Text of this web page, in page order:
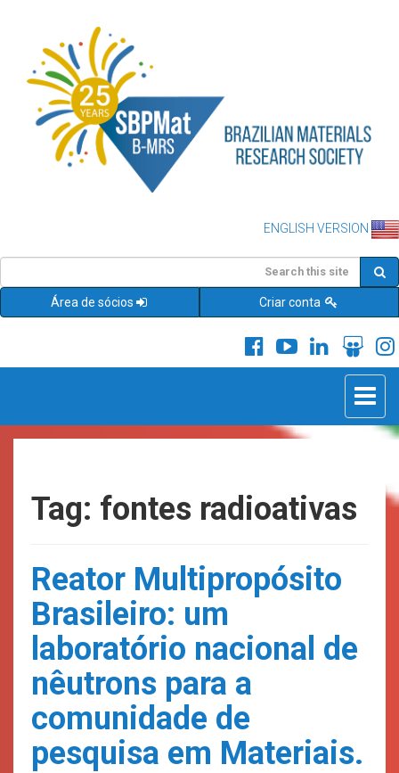
ENGLISH VERSION
Área de sócios Criar conta
Toggle
Tag: fontes radioativas
Reator Multipropósito
Brasileiro: um
laboratório nacional de
nêutrons para a
comunidade de
pesquisa em Materiais.